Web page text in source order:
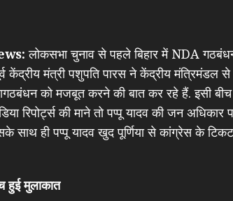
लोकसभा चुनाव से पहले बिहार में NDA
केंद्रीय मंत्री पशुपति पारस ने केंद्रीय मंत्रिमंडल से
को मजबूत करने की बात कर रहे हैं. इसी बीच
रिपोर्ट्स की माने तो पप्पू यादव की जन अधिकार
साथ ही पप्पू यादव खुद पूर्णिया से कांग्रेस के
हुई मुलाकात